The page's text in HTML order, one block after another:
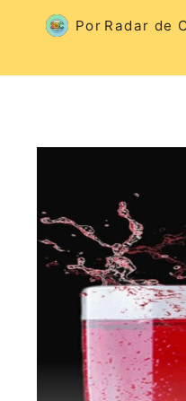
Por Radar de